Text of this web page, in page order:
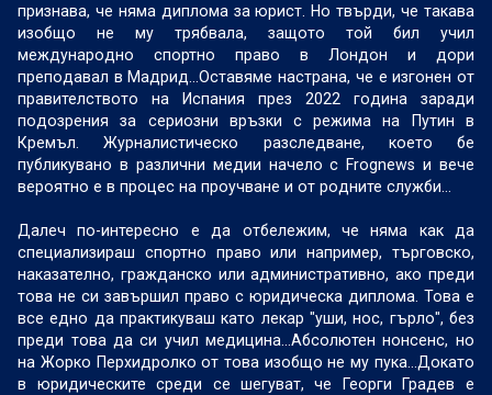
признава, че няма диплома за юрист. Но твърди, че такава
изобщо не му трябвала, защото той бил учил
международно спортно право в Лондон и дори
преподавал в Мадрид...Оставяме настрана, че е изгонен от
правителството на Испания през 2022 година заради
подозрения за сериозни връзки с режима на Путин в
Кремъл. Журналистическо разследване, което бе
публикувано в различни медии начело с Frognews и вече
вероятно е в процес на проучване и от родните служби...
Далеч по-интересно е да отбележим, че няма как да
специализираш спортно право или например, търговско,
наказателно, гражданско или административно, ако преди
това не си завършил право с юридическа диплома. Това е
все едно да практикуваш като лекар "уши, нос, гърло", без
преди това да си учил медицина...Абсолютен нонсенс, но
на Жорко Перхидролко от това изобщо не му пука...Докато
в юридическите среди се шегуват, че Георги Градев е